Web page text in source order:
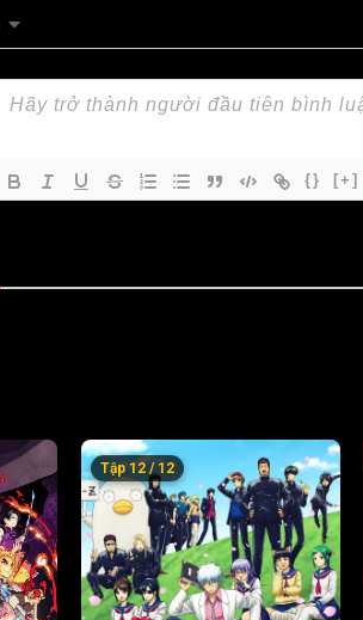
{} [+]
Tập 12 / 12